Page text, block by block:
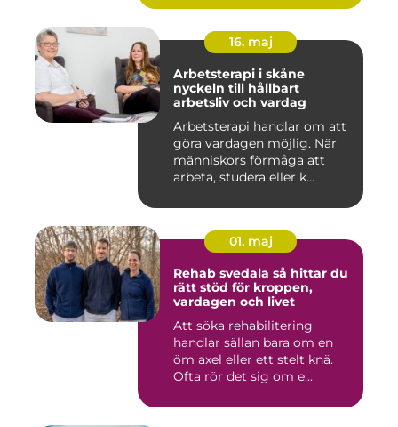
16. maj
Arbetsterapi i skåne
nyckeln till hållbart
arbetsliv och vardag
Arbetsterapi handlar om att
göra vardagen möjlig. När
människors förmåga att
arbeta, studera eller k...
01. maj
Rehab svedala så hittar du
rätt stöd för kroppen,
vardagen och livet
Att söka rehabilitering
handlar sällan bara om en
öm axel eller ett stelt knä.
Ofta rör det sig om e...